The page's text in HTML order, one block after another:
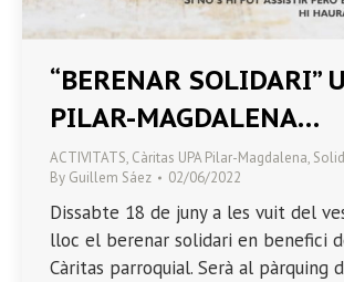
“BERENAR SOLIDARI”
PILAR-MAGDALENA…
ACTIVITATS, Càritas UPA Pilar-Magdalena,
By Guillem Sáez 02/06/2022
Dissabte 18 de juny a les vuit del
lloc el berenar solidari en benefici
Càritas parroquial. Serà al pàrquing